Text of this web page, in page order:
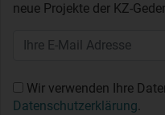
neue Projekte der KZ-
Wir verwenden Ihre
Datenschutzerklärung.